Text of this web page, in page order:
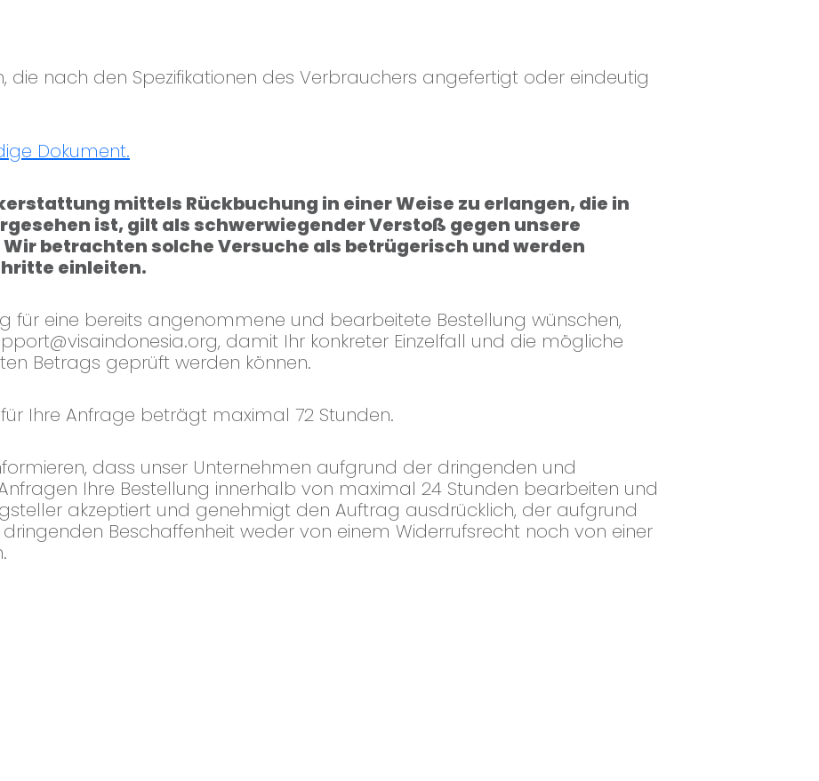
die nach den Spezifikationen des Verbrauchers angefertigt oder eindeutig
Dokument.
mittels Rückbuchung in einer Weise zu erlangen, die in
ist, gilt als schwerwiegender Verstoß gegen unsere
betrachten solche Versuche als betrügerisch und werden
einleiten.
für eine bereits angenommene und bearbeitete Bestellung wünschen,
, damit Ihr konkreter Einzelfall und die mögliche
Betrags geprüft werden können.
Ihre Anfrage beträgt maximal 72 Stunden.
dass unser Unternehmen aufgrund der dringenden und
Ihre Bestellung innerhalb von maximal 24 Stunden bearbeiten und
akzeptiert und genehmigt den Auftrag ausdrücklich, der aufgrund
Beschaffenheit weder von einem Widerrufsrecht noch von einer